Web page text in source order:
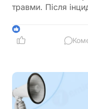
травми. Після
робіт, взаємодією
дотриманням
1